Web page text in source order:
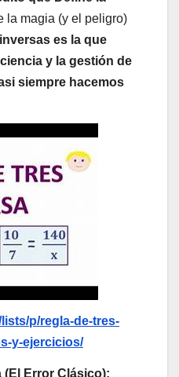
la magia (y el peligro)
es la que
y la gestión de
siempre hacemos
p/regla-de-tres-
y-ejercicios/
(El Error Clásico):